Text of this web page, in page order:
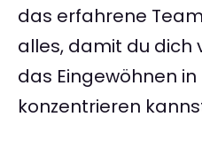
das erfahrene
alles, damit du dich
das Eingewöhnen in
konzentrieren